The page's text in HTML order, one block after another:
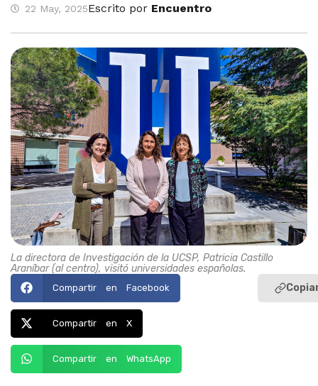
22 May, 2025Escrito por Encuentro
La directora de Investigación de la UCSP, Patricia Castillo
Araníbar (al centro), visitó universidades españolas.
Compartir en Facebook
Compartir en X
Compartir en WhatsApp